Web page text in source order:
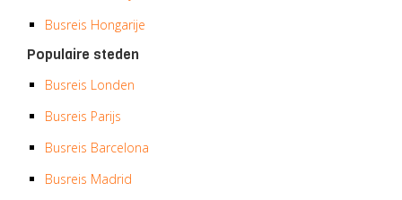
Busreis Hongarije
Populaire steden
Busreis Londen
Busreis Parijs
Busreis Barcelona
Busreis Madrid